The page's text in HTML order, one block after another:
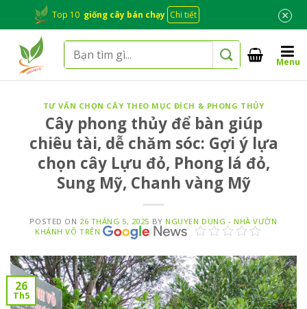
content
Top 10 giống cây bán chạy Chi tiết ×
Tìm
kiếm:
Menu
TƯ VẤN CHỌN CÂY THEO MỤC ĐÍCH & PHONG THỦY
Cây phong thủy để bàn giúp
chiêu tài, dễ chăm sóc: Gợi ý lựa
chọn cây Lựu đỏ, Phong lá đỏ,
Sung Mỹ, Chanh vàng Mỹ
POSTED ON 26 THÁNG 5, 2025 BY NGUYEN DUNG - NHÀ VƯỜN
KHÁNH VÕ TRÊN
26
Th5